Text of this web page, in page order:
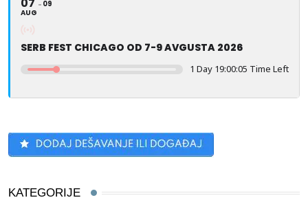
07
AUG
09
SERB FEST CHICAGO OD 7-9 AVGUSTA 2026
1 Day 19:00:05 Time Left
KATEGORIJE